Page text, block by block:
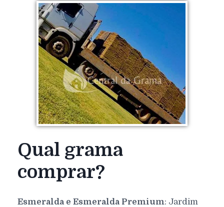
Qual grama
comprar?
Esmeralda e Esmeralda Premium: Jardim